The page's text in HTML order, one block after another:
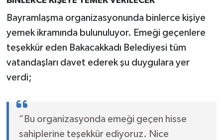
Bayramlaşma organizasyonunda binlerce kişiye
yemek ikramında bulunuluyor. Emeği geçenlere
teşekkür eden Bakacakkadı Belediyesi tüm
vatandaşları davet ederek şu duygulara yer
verdi;
”Bu organizasyonda emeği geçen hisse
sahiplerine teşekkür ediyoruz. Nice